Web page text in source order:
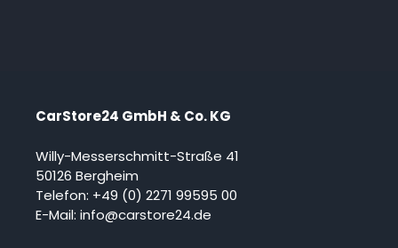
CarStore24 GmbH & Co. KG
Willy-Messerschmitt-Straße 41
50126 Bergheim
Telefon: +49 (0) 2271 99595 00
E-Mail: info@carstore24.de